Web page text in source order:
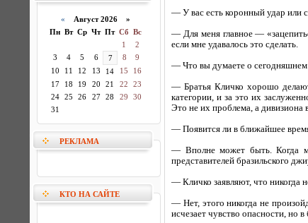
« Август 2026 »
Пн Вт Ср Чт Пт Сб Вс
1
2
3
4 5 6 7 8
9
10
11 12 13 14 15
16
17
18 19 20 21 22
23
24
25 26 27 28 29
30
31
РЕКЛАМА
КТО НА САЙТЕ
— У вас есть коронный удар или
— Для меня главное —
если мне удавалось это сделать.
— Что вы думаете о сегодняшнем
— Братья Кличко хорошо
категории, и за это их
Это не их проблема, а дивизиона
— Появится ли в ближайшее
— Вполне может быть. Когда
представителей бразильского
— Кличко заявляют, что никогда
— Нет, этого никогда не
исчезает чувство опасности, но